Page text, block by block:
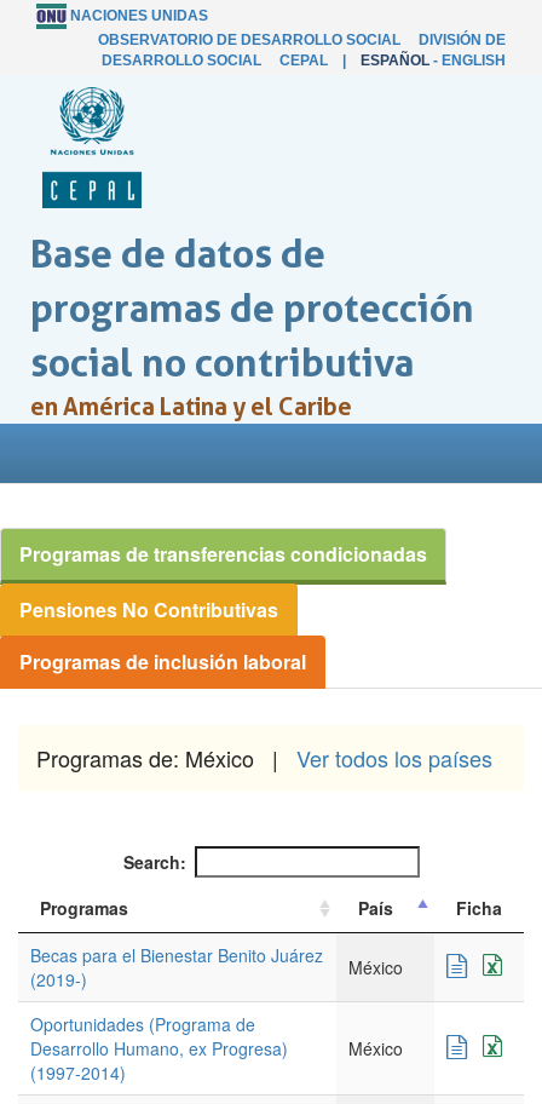
NACIONES UNIDAS
OBSERVATORIO DE DESARROLLO SOCIAL
DIVISIÓN DE
DESARROLLO SOCIAL
CEPAL ESPAÑOL - ENGLISH
Base de datos de
programas de protección
social no contributiva
en América Latina y el Caribe
Programas de transferencias condicionadas
Pensiones No Contributivas
Programas de inclusión laboral
Programas de: México | Ver todos los países
Search:
Programas
País
Ficha
Becas para el Bienestar Benito Juárez
(2019-)
México
Oportunidades (Programa de
Desarrollo Humano, ex Progresa)
(1997-2014)
México